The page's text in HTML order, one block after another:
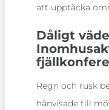
att upptäcka
Dåligt
Regn och rusk
hänvisade till